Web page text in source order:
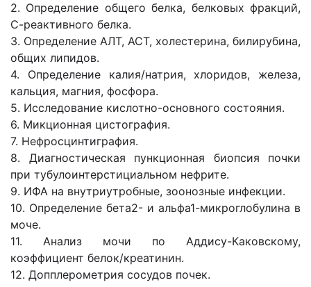
2. Определение общего белка, белковых фракций,
С-реактивного белка.
3. Определение АЛТ, АСТ, холестерина, билирубина,
общих липидов.
4. Определение калия/натрия, хлоридов, железа,
кальция, магния, фосфора.
5. Исследование кислотно-основного состояния.
6. Микционная цистография.
7. Нефросцинтиграфия.
8. Диагностическая пункционная биопсия почки
при тубулоинтерстициальном нефрите.
9. ИФА на внутриутробные, зоонозные инфекции.
10. Определение бета2- и альфа1-микроглобулина в
моче.
11. Анализ мочи по Аддису-Каковскому,
коэффициент белок/креатинин.
12. Допплерометрия сосудов почек.